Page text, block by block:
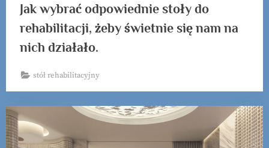
Jak wybrać odpowiednie stoły do
rehabilitacji, żeby świetnie się nam na
nich działało.
stół rehabilitacyjny